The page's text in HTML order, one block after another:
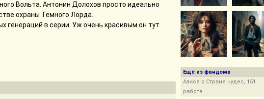
Вольта. Антонин Долохов просто идеально
охраны Тёмного Лорда.
генераций в серии. Уж очень красивым он тут
Ещё из фандома
Алиса в Стране чудес, 151
работа